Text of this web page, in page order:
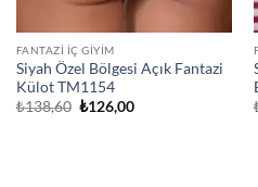
FANTAZI İÇ GIYIM
Siyah Özel Bölgesi Açık Fantazi
Külot TM1154
₺138,60 Orijinal
₺126,00Şu